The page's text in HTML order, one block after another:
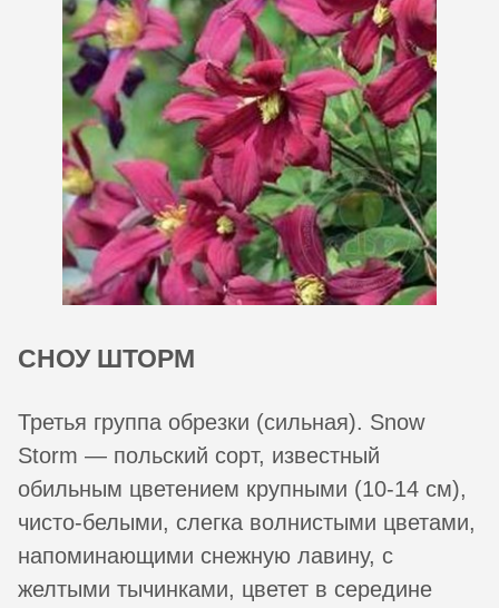
СНОУ ШТОРМ
Третья группа обрезки (сильная). Snow
Storm — польский сорт, известный
обильным цветением крупными (10-14 см),
чисто-белыми, слегка волнистыми цветами,
напоминающими снежную лавину, с
желтыми тычинками, цветет в середине